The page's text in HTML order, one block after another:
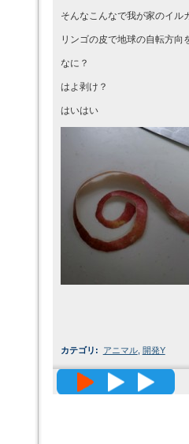
そんなこんなで我が家のイル
リンゴの皮で地球の自転方向
なに？
はよ剥け？
はいはい
カテゴリ : アニマル, 開発Y
高精度メ